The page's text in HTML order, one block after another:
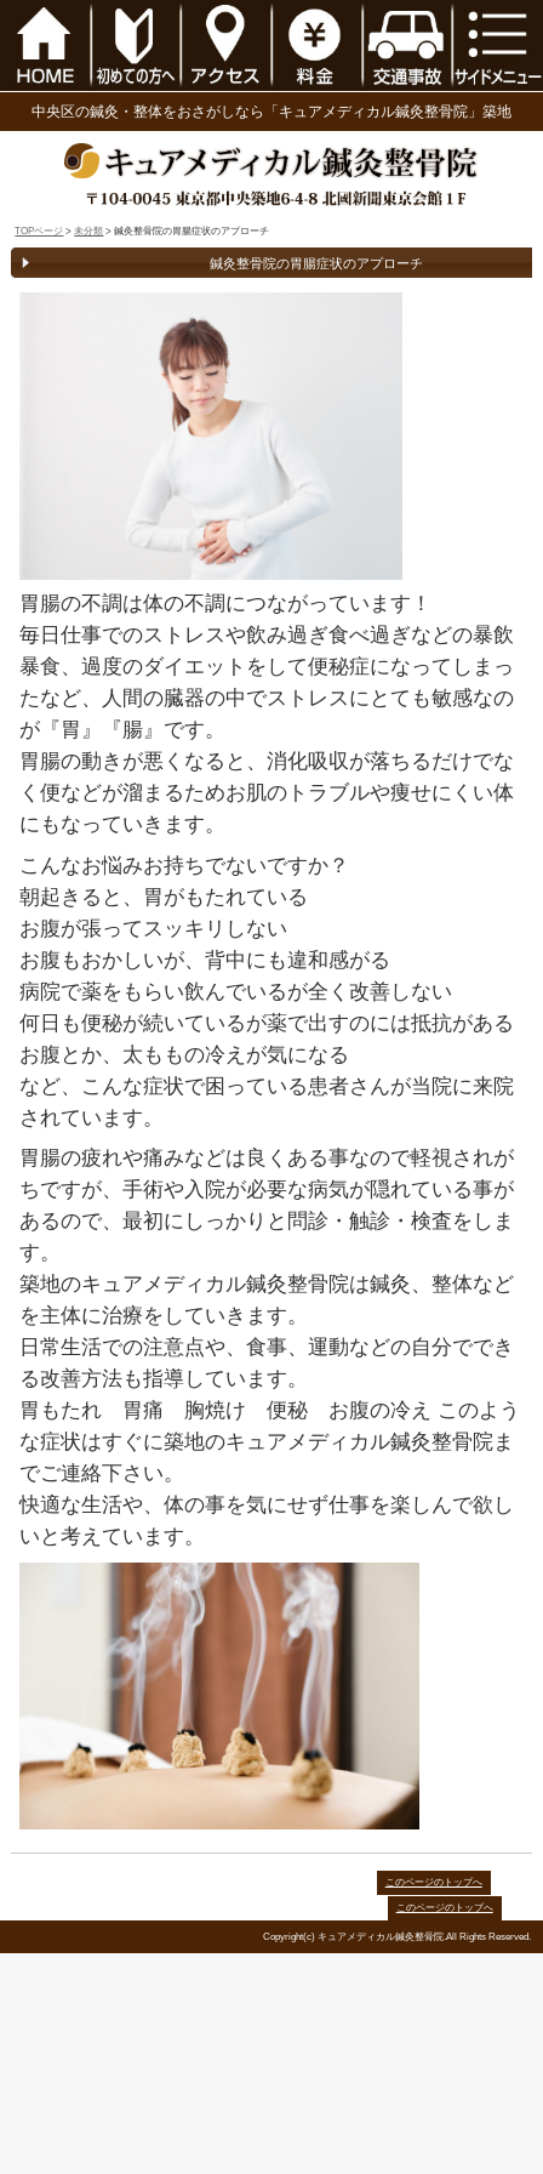
中央区の鍼灸・整体をおさがしなら「キュアメデ
> 鍼灸整骨院の胃腸症状のアプローチ
胃腸の不調は体の不調につながって
毎日仕事でのストレスや飲み過ぎ食
暴食、過度のダイエットをして便秘
たなど、人間の臓器の中でストレス
が『胃』『腸』です。
胃腸の動きが悪くなると、消化吸収
く便などが溜まるためお肌のトラブ
にもなっていきます。
こんなお悩みお持ちでないですか？
朝起きると、胃がもたれている
お腹が張ってスッキリしない
お腹もおかしいが、背中にも違和感が
病院で薬をもらい飲んでいるが全く
何日も便秘が続いているが薬で出す
お腹とか、太ももの冷えが気になる
など、こんな症状で困っている患者
されています。
胃腸の疲れや痛みなどは良くある事
ちですが、手術や入院が必要な病気
あるので、最初にしっかりと問診・
築地のキュアメディカル鍼灸整骨院
を主体に治療をしていきます。
日常生活での注意点や、食事、運動